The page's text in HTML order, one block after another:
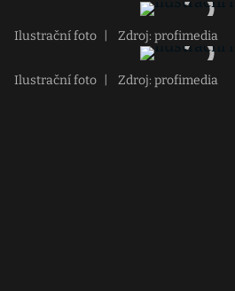
Ilustrační foto Zdroj: profimedia
Ilustrační foto Zdroj: profimedia